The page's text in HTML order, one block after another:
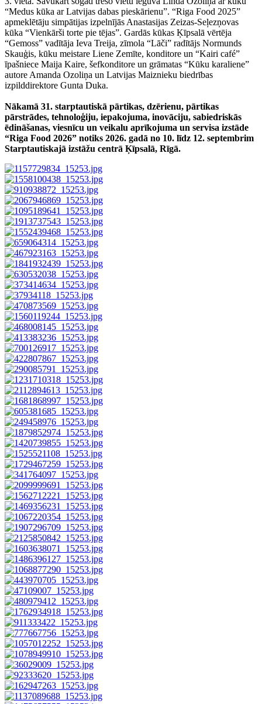
“Medus kūka ar Latvijas dabas pieskārienu”. “Riga Food 2025”
apmeklētāju simpātijas izpelnījās Anastasijas Zeizas-Seļezņovas
kūka “Vienkārši torte pie tējas”. Gardās kūkas Ķīpsalā vērtēja
“Gemoss” vadītāja Ieva Treija, zīmola “Lāči” radītājs Normunds
Skauģis, kūku meistare Liene Zemīte, konditore un “Kairi café”
īpašniece Maija Kaire, šefkonditore un grāmatas “Kūku karaliene”
autore Amanda Ozoliņa un Latvijas Maiznieku biedrības
izpilddirektore Gunta Duka.
Nākamā 31. starptautiskā pārtikas, dzērienu, pārtikas
pārstrādes, tehnoloģiju, iepakojuma, inovāciju, sabiedriskās
ēdināšanas, viesnīcu un veikalu aprīkojuma un servisa izstāde
“Riga Food 2026” notiks 2026. gadā no 10. līdz 12. septembrim
Starptautiskajā izstāžu centrā Ķīpsalā, Rīgā.